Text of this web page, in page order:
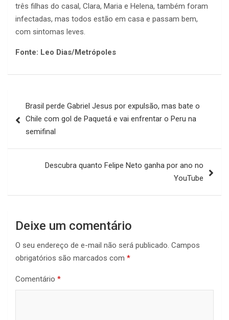
três filhas do casal, Clara, Maria e Helena, também foram
infectadas, mas todos estão em casa e passam bem,
com sintomas leves.
Fonte: Leo Dias/Metrópoles
de
Post
Brasil perde Gabriel Jesus por expulsão, mas bate o
Chile com gol de Paquetá e vai enfrentar o Peru na
semifinal
Descubra quanto Felipe Neto ganha por ano no
YouTube
Deixe um comentário
O seu endereço de e-mail não será publicado. Campos
obrigatórios são marcados com *
Comentário *